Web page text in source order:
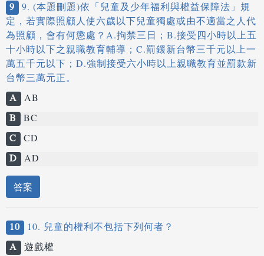
9 9. (本題刪題)依「兒童及少年福利與權益保障法」規
定，若實際照顧人使六歲以下兒童獨處或由不適當之人代
為照顧，會有何懲處？A.拘禁三日；B.接受四小時以上五
十小時以下之親職教育輔導；C.罰鍰新台幣三千元以上一
萬五千元以下；D.強制接受六小時以上親職教育並罰款新
台幣三萬元正。
A AB
B BC
C CD
D AD
答案
10 10. 兒童的權利不包括下列何者？
A 遊戲權